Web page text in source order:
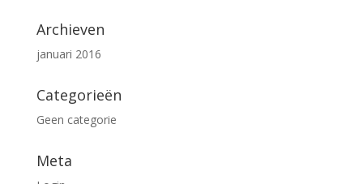
Archieven
januari 2016
Categorieën
Geen categorie
Meta